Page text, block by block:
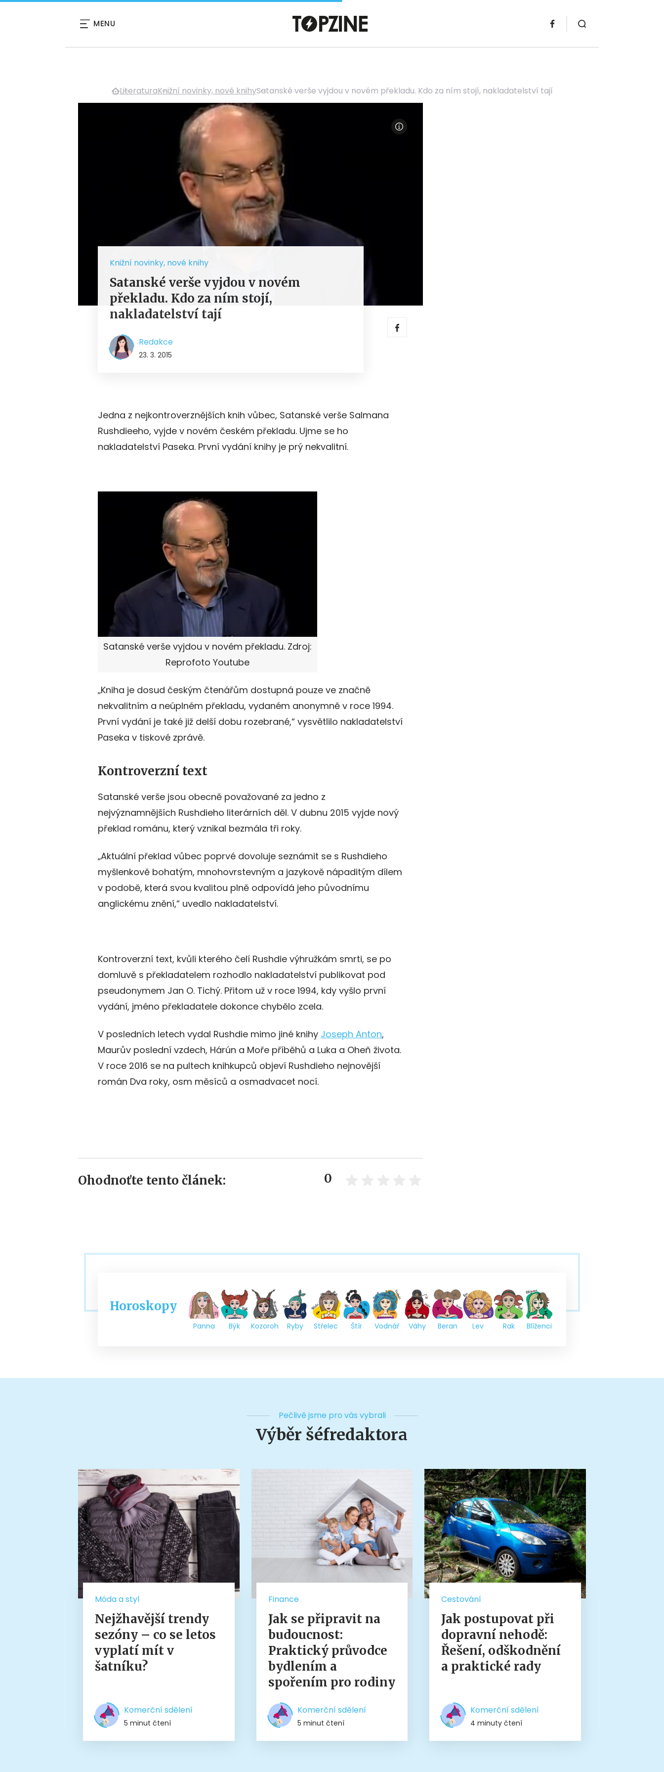
MENU
LiteraturaKnižní novinky, nové knihySatanské verše vyjdou v novém překladu. Kdo za ním stojí, nakladatelství tají
Knižní novinky, nové knihy
Satanské verše vyjdou v novém
překladu. Kdo za ním stojí,
nakladatelství tají
Redakce
23. 3. 2015
Jedna z nejkontroverznějších knih vůbec, Satanské verše Salmana
Rushdieeho, vyjde v novém českém překladu. Ujme se ho
nakladatelství Paseka. První vydání knihy je prý nekvalitní.
Satanské verše vyjdou v novém překladu. Zdroj:
Reprofoto Youtube
„Kniha je dosud českým čtenářům dostupná pouze ve značně
nekvalitním a neúplném překladu, vydaném anonymně v roce 1994.
První vydání je také již delší dobu rozebrané,“ vysvětlilo nakladatelství
Paseka v tiskové zprávě.
Kontroverzní text
Satanské verše jsou obecně považované za jedno z
nejvýznamnějších Rushdieho literárních děl. V dubnu 2015 vyjde nový
překlad románu, který vznikal bezmála tři roky.
„Aktuální překlad vůbec poprvé dovoluje seznámit se s Rushdieho
myšlenkově bohatým, mnohovrstevným a jazykově nápaditým dílem
v podobě, která svou kvalitou plně odpovídá jeho původnímu
anglickému znění,“ uvedlo nakladatelství.
Kontroverzní text, kvůli kterého čelí Rushdie výhružkám smrti, se po
domluvě s překladatelem rozhodlo nakladatelství publikovat pod
pseudonymem Jan O. Tichý. Přitom už v roce 1994, kdy vyšlo první
vydání, jméno překladatele dokonce chybělo zcela.
V posledních letech vydal Rushdie mimo jiné knihy Joseph Anton,
Maurův poslední vzdech, Hárún a Moře příběhů a Luka a Oheň života.
V roce 2016 se na pultech knihkupců objeví Rushdieho nejnovější
román Dva roky, osm měsíců a osmadvacet nocí.
Ohodnoťte tento článek: 0
Horoskopy
Panna Býk Kozoroh Ryby Střelec Štír Vodnář Váhy Beran Lev Rak Blíženci
Pečlivě jsme pro vás vybrali
Výběr šéfredaktora
Móda a styl
Nejžhavější trendy
sezóny – co se letos
vyplatí mít v
šatníku?
Komerční sdělení
5 minut čtení
Finance
Jak se připravit na
budoucnost:
Praktický průvodce
bydlením a
spořením pro rodiny
Komerční sdělení
5 minut čtení
Cestování
Jak postupovat při
dopravní nehodě:
Řešení, odškodnění
a praktické rady
Komerční sdělení
4 minuty čtení